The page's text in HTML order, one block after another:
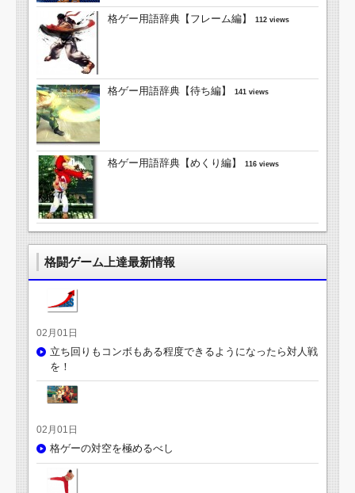
格ゲー用語辞典【フレーム編】 112 views
格ゲー用語辞典【待ち編】 141 views
格ゲー用語辞典【めくり編】 116 views
格闘ゲーム上達最新情報
02月01日
立ち回りもコンボもある程度できるようになったら対人戦
を！
02月01日
格ゲーの対空を極めるべし